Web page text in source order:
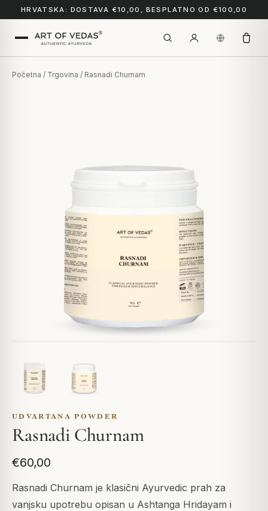
HRVATSKA: DOSTAVA €10,00, BESPLATNO OD €100,00
Početna / Trgovina / Rasnadi Churnam
UDVARTANA POWDER
Rasnadi Churnam
€60,00
Rasnadi Churnam je klasični Ayurvedic prah za
vanjsku upotrebu opisan u Ashtanga Hridayam i